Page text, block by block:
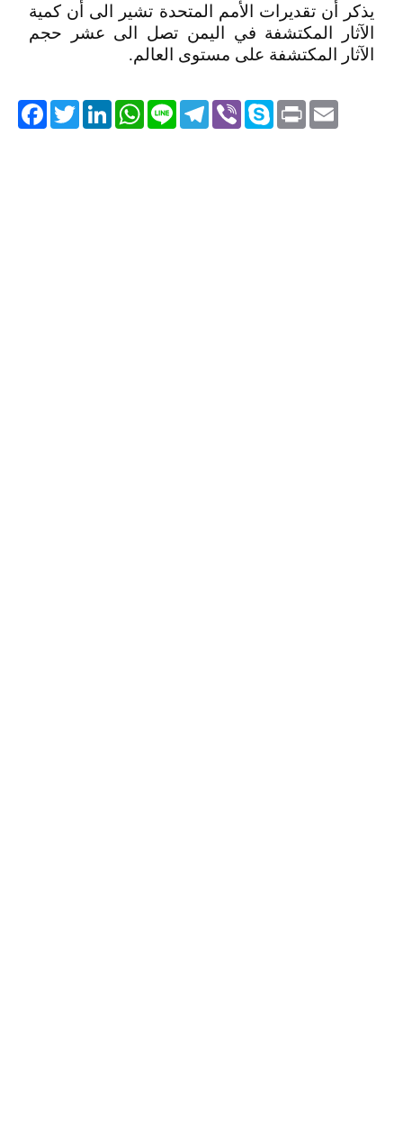
يذكر أن تقديرات الأمم المتحدة تشير الى أن كمية
الآثار المكتشفة في اليمن تصل الى عشر حجم
الآثار المكتشفة على مستوى العالم.
TwitterLinkedIn
WhatsApp Line
Telegram ViberSkype PrintEmail